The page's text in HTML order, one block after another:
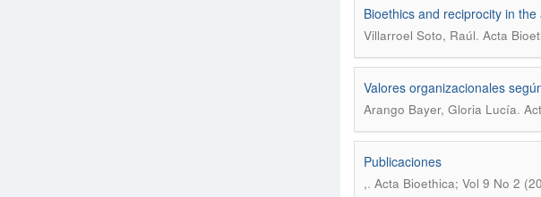
Bioethics and reciprocity in
Villarroel Soto, Raúl. Acta
Valores organizacionales
Arango Bayer, Gloria Lucía.
Publicaciones
,. Acta Bioethica; Vol 9 No 2